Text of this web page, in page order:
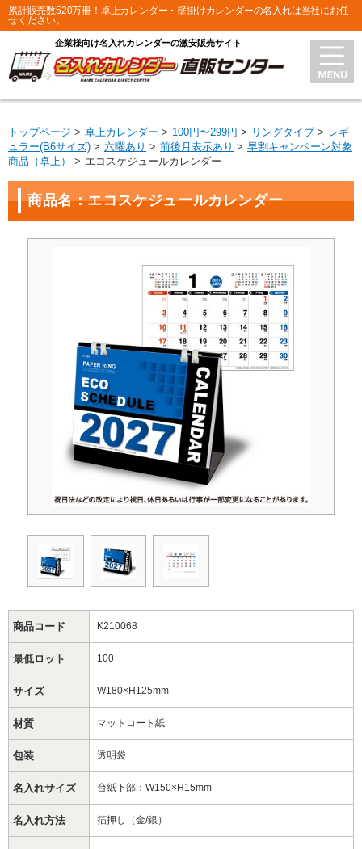
累計販売数520万冊！卓上カレンダー・壁掛けカレンダーの名入れは当社にお任
せください。
企業様向け名入れカレンダーの激安販売サイト
トップページ 卓上カレンダー 100円〜299円 リングタイプ
レギ
ュラー(B6サイズ)
六曜あり 前後月表示あり
早割キャンペーン対象
商品（卓上）
エコスケジュールカレンダー
商品名：エコスケジュールカレンダー
商品コード K210068
最低ロット 100
サイズ W180×H125mm
材質 マットコート紙
包装 透明袋
名入れサイズ 台紙下部：W150×H15mm
名入れ方法 箔押し（金/銀）